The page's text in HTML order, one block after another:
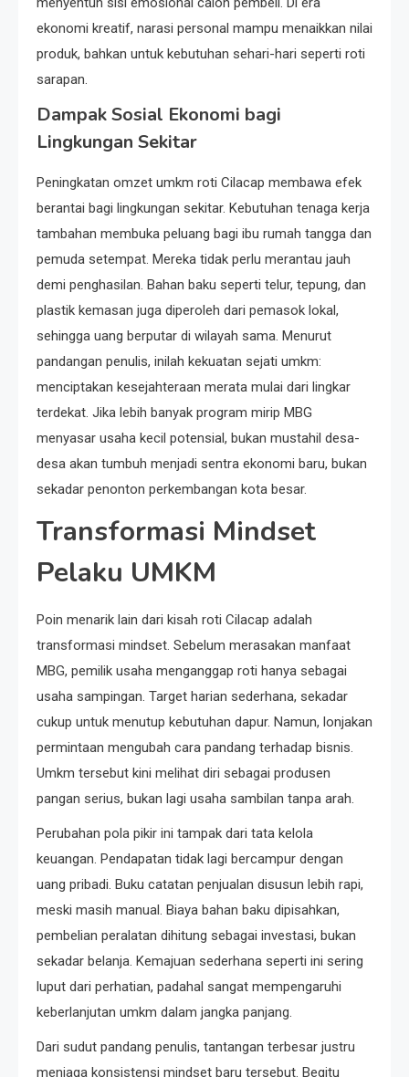
ekonomi kreatif, narasi personal mampu menaikkan nilai
produk, bahkan untuk kebutuhan sehari-hari seperti roti
sarapan.
Dampak Sosial Ekonomi bagi
Lingkungan Sekitar
Peningkatan omzet umkm roti Cilacap membawa efek
berantai bagi lingkungan sekitar. Kebutuhan tenaga kerja
tambahan membuka peluang bagi ibu rumah tangga dan
pemuda setempat. Mereka tidak perlu merantau jauh
demi penghasilan. Bahan baku seperti telur, tepung, dan
plastik kemasan juga diperoleh dari pemasok lokal,
sehingga uang berputar di wilayah sama. Menurut
pandangan penulis, inilah kekuatan sejati umkm:
menciptakan kesejahteraan merata mulai dari lingkar
terdekat. Jika lebih banyak program mirip MBG
menyasar usaha kecil potensial, bukan mustahil desa-
desa akan tumbuh menjadi sentra ekonomi baru, bukan
sekadar penonton perkembangan kota besar.
Transformasi Mindset
Pelaku UMKM
Poin menarik lain dari kisah roti Cilacap adalah
transformasi mindset. Sebelum merasakan manfaat
MBG, pemilik usaha menganggap roti hanya sebagai
usaha sampingan. Target harian sederhana, sekadar
cukup untuk menutup kebutuhan dapur. Namun, lonjakan
permintaan mengubah cara pandang terhadap bisnis.
Umkm tersebut kini melihat diri sebagai produsen
pangan serius, bukan lagi usaha sambilan tanpa arah.
Perubahan pola pikir ini tampak dari tata kelola
keuangan. Pendapatan tidak lagi bercampur dengan
uang pribadi. Buku catatan penjualan disusun lebih rapi,
meski masih manual. Biaya bahan baku dipisahkan,
pembelian peralatan dihitung sebagai investasi, bukan
sekadar belanja. Kemajuan sederhana seperti ini sering
luput dari perhatian, padahal sangat mempengaruhi
keberlanjutan umkm dalam jangka panjang.
Dari sudut pandang penulis, tantangan terbesar justru
menjaga konsistensi mindset baru tersebut. Begitu